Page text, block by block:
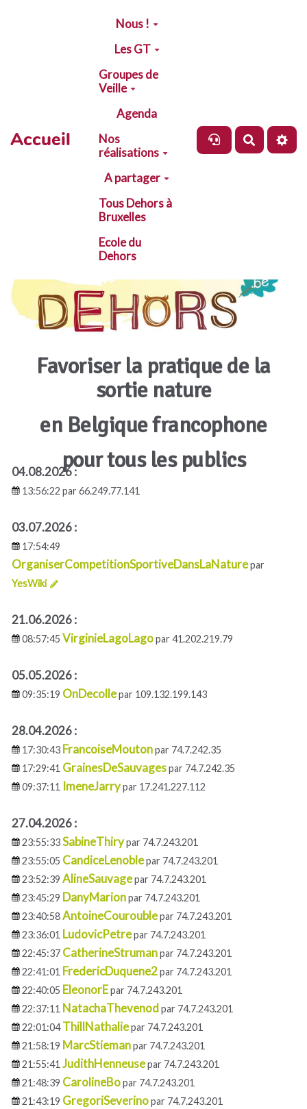
Aller au contenu principal
Accueil
Nous !
Les GT
Groupes de
Veille
Agenda
Nos
réalisations
A partager
Tous Dehors à
Bruxelles
Ecole du
Dehors
Favoriser la pratique de la
sortie nature
en Belgique francophone
pour tous les publics
04.08.2026 :
13:56:22 par 66.249.77.141
03.07.2026 :
17:54:49
OrganiserCompetitionSportiveDansLaNaturepar
YesWiki
21.06.2026 :
08:57:45 VirginieLagoLagopar 41.202.219.79
05.05.2026 :
09:35:19 OnDecollepar 109.132.199.143
28.04.2026 :
17:30:43 FrancoiseMoutonpar 74.7.242.35
17:29:41 GrainesDeSauvagespar 74.7.242.35
09:37:11 ImeneJarrypar 17.241.227.112
27.04.2026 :
23:55:33SabineThirypar 74.7.243.201
23:55:05 CandiceLenoblepar 74.7.243.201
23:52:39 AlineSauvagepar 74.7.243.201
23:45:29 DanyMarionpar 74.7.243.201
23:40:58AntoineCouroublepar 74.7.243.201
23:36:01 LudovicPetrepar 74.7.243.201
22:45:37 CatherineStrumanpar 74.7.243.201
22:41:01 FredericDuquene2par 74.7.243.201
22:40:05 EleonorEpar 74.7.243.201
22:37:11 NatachaThevenod par 74.7.243.201
22:01:04 ThillNathaliepar 74.7.243.201
21:58:19 MarcStiemanpar 74.7.243.201
21:55:41 JudithHenneusepar 74.7.243.201
21:48:39 CarolineBopar 74.7.243.201
21:43:19 GregoriSeverinopar 74.7.243.201